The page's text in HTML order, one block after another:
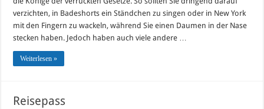
verzichten, in Badeshorts ein Ständchen zu singen oder in New York
mit den Fingern zu wackeln, während Sie einen Daumen in der Nase
stecken haben. Jedoch haben auch viele andere …
Weiterlesen »
Reisepass